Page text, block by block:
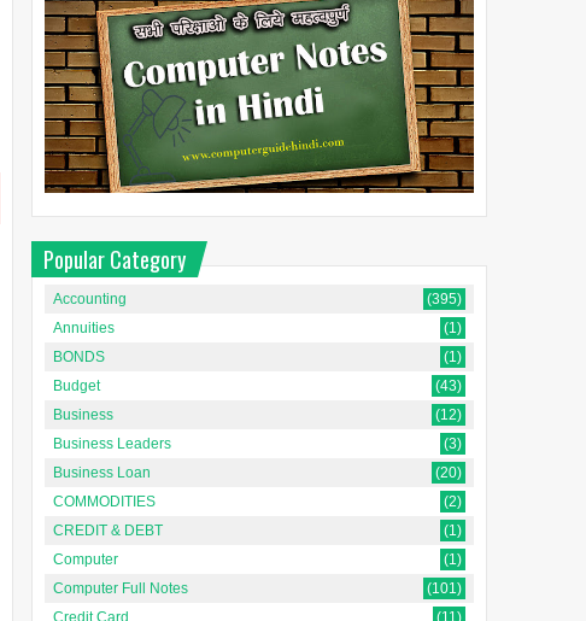
Popular Category
Accounting
(395)
Annuities
(1)
BONDS
(1)
Budget
(43)
Business
(12)
Business Leaders
(3)
Business Loan
(20)
COMMODITIES
(2)
CREDIT & DEBT
(1)
Computer
(1)
Computer Full Notes
(101)